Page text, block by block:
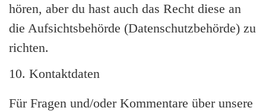
hören, aber du hast auch das Recht diese an
die Aufsichtsbehörde (Datenschutzbehörde) zu
richten.
10. Kontaktdaten
Für Fragen und/oder Kommentare über unsere